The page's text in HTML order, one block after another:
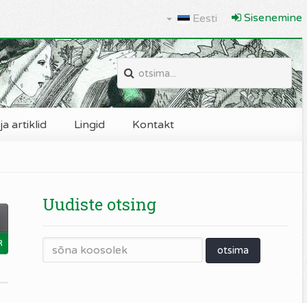
Eesti Sisenemine
artiklid Lingid Kontakt
Uudiste otsing